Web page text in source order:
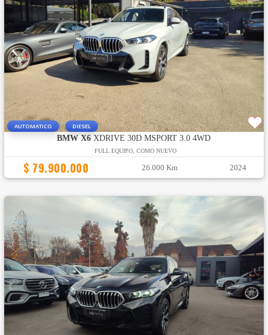
AUTOMATICO DIESEL
BMW X6 XDRIVE 30D MSPORT 3.0 4WD
FULL EQUIPO, COMO NUEVO
$ 79.900.000 26.000 Km 2024